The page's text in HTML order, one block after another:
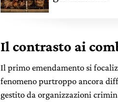
Il contrasto ai
Il primo emendamento si
fenomeno purtroppo ancora
gestito da organizzazioni